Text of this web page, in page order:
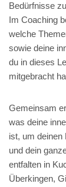
Bedürfnisse
Im Coaching
welche
sowie deine
du in dieses
mitgebracht
Gemeinsam
was deine
ist, um deinen
und dein
entfalten in
Überkingen,